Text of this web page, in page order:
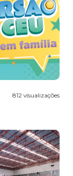
812 visualizações